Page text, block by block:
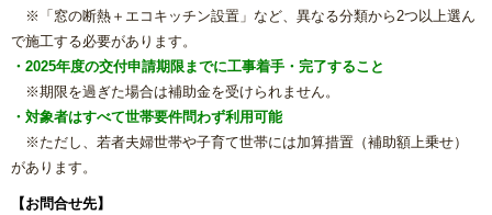
概算見積もり
当社こだわりの施工
ご相談から施工完了の流れ
【マンション向け】大特価セット
※「窓の断熱＋エコキッチン設置」など、異なる分類から2つ以上選ん
で施工する必要があります。
・2025年度の交付申請期限までに工事着手・完了すること
※期限を過ぎた場合は補助金を受けられません。
・対象者はすべて世帯要件問わず利用可能
※ただし、若者夫婦世帯や子育て世帯には加算措置（補助額上乗せ）
があります。
【お問合せ先】